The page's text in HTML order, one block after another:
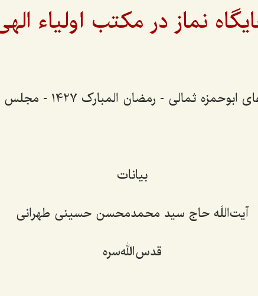
نماز در مکتب اولیاء
ثمالی - رمضان المبارک 1427 - مجلس هشتم
بیانات
آیت‌اللَه حاج سید محمدمحسن حسینی طهرانی
قدس‌الله‌سره